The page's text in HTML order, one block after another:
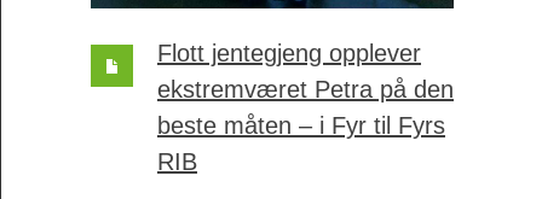
Flott jentegjeng opplever
ekstremværet Petra på den
beste måten – i Fyr til Fyrs
RIB